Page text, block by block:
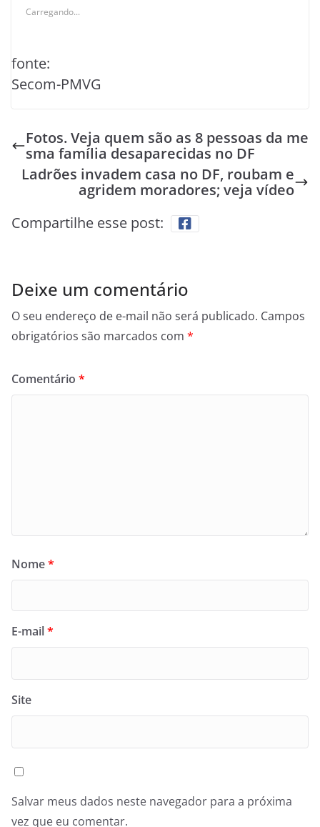
Carregando...
fonte:
Secom-PMVG
Fotos. Veja quem são as 8 pessoas da me
sma família desaparecidas no DF
Ladrões invadem casa no DF, roubam e
agridem moradores; veja vídeo
Compartilhe esse post:
Deixe um comentário
O seu endereço de e-mail não será publicado. Campos
obrigatórios são marcados com *
Comentário *
Nome*
E-mail*
Site
Salvar meus dados neste navegador para a próxima
vez que eu comentar.